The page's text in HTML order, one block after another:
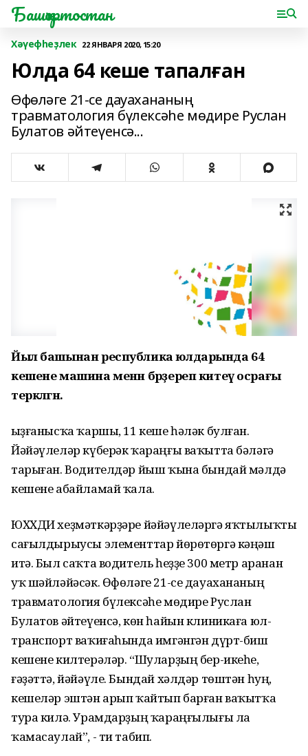
Башҡортостан
Хәүефһеҙлек 22 ЯНВАРЯ 2020, 15:20
Юлда 64 кеше тапалған
Өфөләге 21-се дауахананың
травматология бүлексәһе мөдире Руслан
Булатов әйтеүенсә...
Йыл башынан республика юлдарында 64
кешене машина менән бәрҙереп китеү осрағы
теркәлгән.
Ҡыҙғанысҡа ҡаршы, 11 кеше һәләк булған.
Йәйәүлеләр күберәк ҡараңғы ваҡытта бәләгә
тарыған. Водителдәр йыш ҡына бындай мәлдә
кешене абайламай ҡала.
ЮХХДИ хеҙмәткәрҙәре йәйәүлеләргә яҡтылыҡты
сағылдырыусы элементтар йөрөтөргә кәңәш
итә. Был саҡта водитель һеҙҙе 300 метр аранан
уҡ шәйләйәсәк. Өфөләге 21-се дауахананың
травматология бүлексәһе мөдире Руслан
Булатов әйтеүенсә, көн һайын клиникаға юл-
транспорт ваҡиғаһында имгәнгән дүрт-биш
кешене килтерәләр. “Шуларҙың бер-икеһе,
ғәҙәттә, йәйәүле. Бындай хәлдәр төштән һуң,
кешеләр эштән арып ҡайтып барған ваҡытҡа
тура килә. Урамдарҙың ҡараңғылығы ла
ҡамасаулай”, - ти табип.